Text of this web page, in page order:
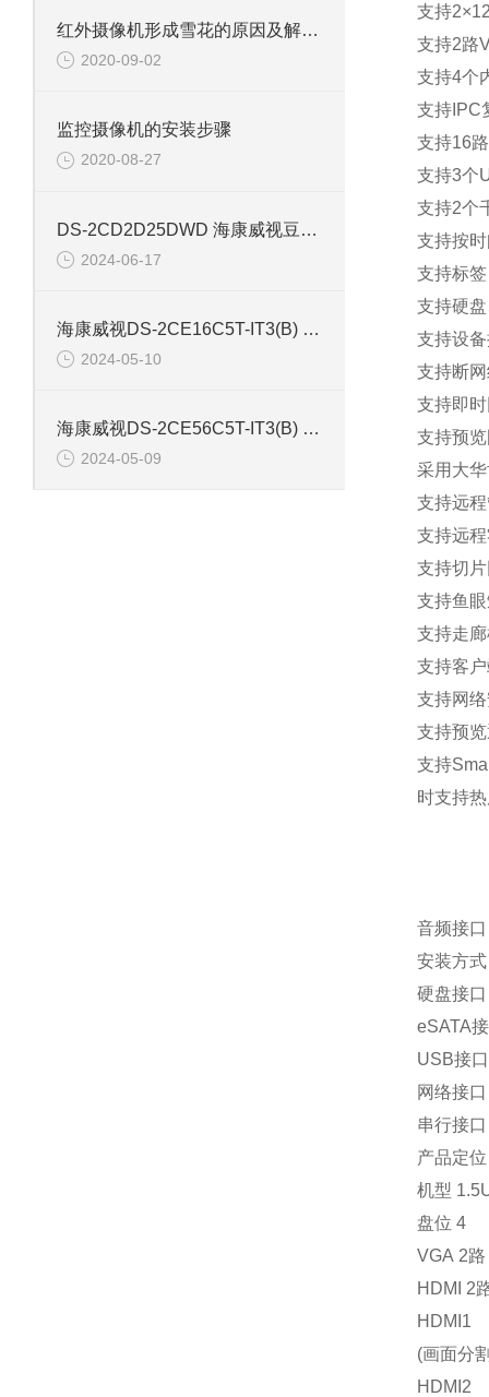
红外摄像机形成雪花的原因及解决办法
2020-09-02
监控摄像机的安装步骤
2020-08-27
DS-2CD2D25DWD 海康威视豆干型小孔摄像机
2024-06-17
海康威视DS-2CE16C5T-IT3(B) 130万红外防水同轴摄像机
2024-05-10
海康威视DS-2CE56C5T-IT3(B) 130万像素红外半球摄像机
2024-05-09
支持
支持2路
支持4个
支持IPC
支持16
支持3个
支持2个
支持按
支持标
支持硬
支持设
支持断
支持即
支持预
采用大
支持远
支持远
支持切
支持鱼
支持走
支持客
支持网
支持预
支持
时支持
音频接
安装方
硬盘接
eSATA
USB接
网络接
串行接
产品定
机型
盘位 4
VGA 2路
HDMI 2
HDMI1
(画面分
HDMI2